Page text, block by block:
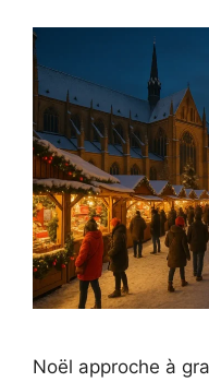
Noël approche à